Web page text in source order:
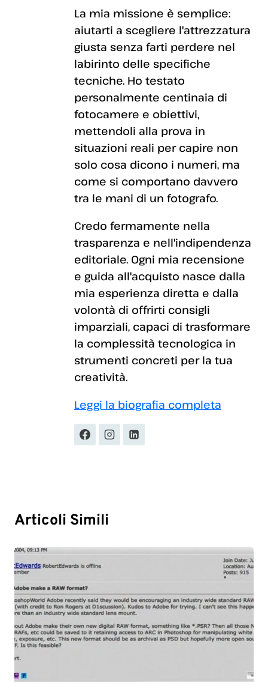
La mia missione è semplice:
aiutarti a scegliere l'attrezzatura
giusta senza farti perdere nel
labirinto delle specifiche
tecniche. Ho testato
personalmente centinaia di
fotocamere e obiettivi,
mettendoli alla prova in
situazioni reali per capire non
solo cosa dicono i numeri, ma
come si comportano davvero
tra le mani di un fotografo.
Credo fermamente nella
trasparenza e nell'indipendenza
editoriale. Ogni mia recensione
e guida all'acquisto nasce dalla
mia esperienza diretta e dalla
volontà di offrirti consigli
imparziali, capaci di trasformare
la complessità tecnologica in
strumenti concreti per la tua
creatività.
Leggi la biografia completa
Articoli Simili